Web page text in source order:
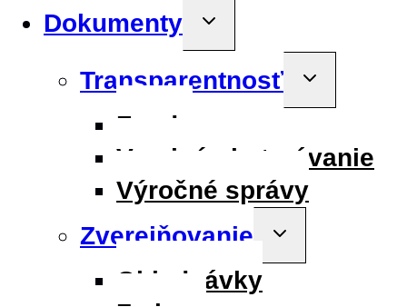
Dokumenty
Toggle
menu
Transparentnosť
Toggle
menu
Fondy
Verejné obstarávanie
Výročné správy
Zverejňovanie
Toggle
menu
Objednávky